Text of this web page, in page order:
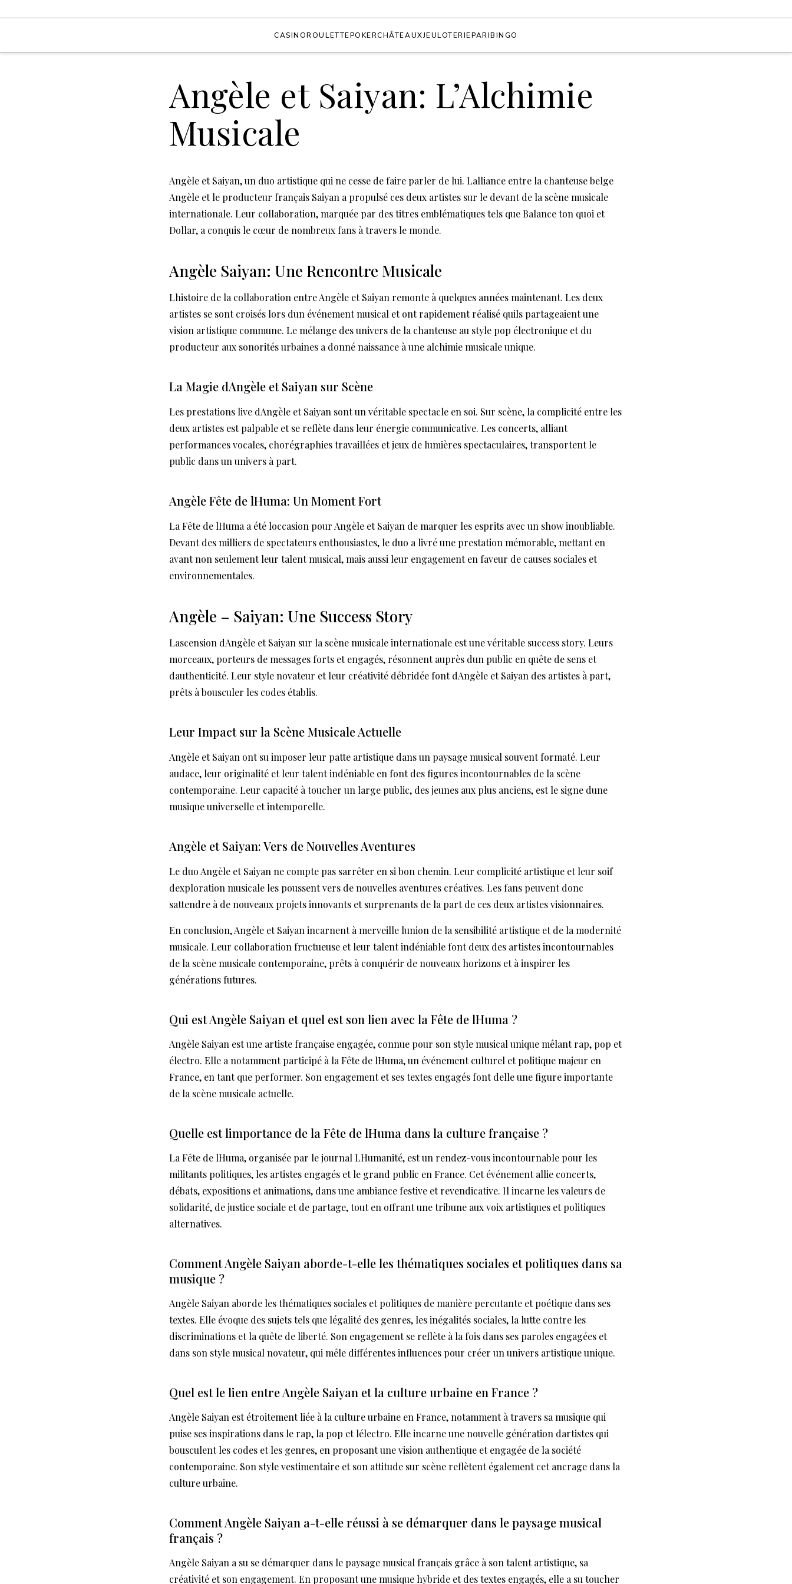
CASINOROULETTEPOKERCHÂTEAUXJEULOTERIEPARIBINGO
Angèle et Saiyan: L’Alchimie
Musicale
Angèle et Saiyan, un duo artistique qui ne cesse de faire parler de lui. Lalliance entre la chanteuse belge
Angèle et le producteur français Saiyan a propulsé ces deux artistes sur le devant de la scène musicale
internationale. Leur collaboration, marquée par des titres emblématiques tels que Balance ton quoi et
Dollar, a conquis le cœur de nombreux fans à travers le monde.
Angèle Saiyan: Une Rencontre Musicale
Lhistoire de la collaboration entre Angèle et Saiyan remonte à quelques années maintenant. Les deux
artistes se sont croisés lors dun événement musical et ont rapidement réalisé quils partageaient une
vision artistique commune. Le mélange des univers de la chanteuse au style pop électronique et du
producteur aux sonorités urbaines a donné naissance à une alchimie musicale unique.
La Magie dAngèle et Saiyan sur Scène
Les prestations live dAngèle et Saiyan sont un véritable spectacle en soi. Sur scène, la complicité entre les
deux artistes est palpable et se reflète dans leur énergie communicative. Les concerts, alliant
performances vocales, chorégraphies travaillées et jeux de lumières spectaculaires, transportent le
public dans un univers à part.
Angèle Fête de lHuma: Un Moment Fort
La Fête de lHuma a été loccasion pour Angèle et Saiyan de marquer les esprits avec un show inoubliable.
Devant des milliers de spectateurs enthousiastes, le duo a livré une prestation mémorable, mettant en
avant non seulement leur talent musical, mais aussi leur engagement en faveur de causes sociales et
environnementales.
Angèle – Saiyan: Une Success Story
Lascension dAngèle et Saiyan sur la scène musicale internationale est une véritable success story. Leurs
morceaux, porteurs de messages forts et engagés, résonnent auprès dun public en quête de sens et
dauthenticité. Leur style novateur et leur créativité débridée font dAngèle et Saiyan des artistes à part,
prêts à bousculer les codes établis.
Leur Impact sur la Scène Musicale Actuelle
Angèle et Saiyan ont su imposer leur patte artistique dans un paysage musical souvent formaté. Leur
audace, leur originalité et leur talent indéniable en font des figures incontournables de la scène
contemporaine. Leur capacité à toucher un large public, des jeunes aux plus anciens, est le signe dune
musique universelle et intemporelle.
Angèle et Saiyan: Vers de Nouvelles Aventures
Le duo Angèle et Saiyan ne compte pas sarrêter en si bon chemin. Leur complicité artistique et leur soif
dexploration musicale les poussent vers de nouvelles aventures créatives. Les fans peuvent donc
sattendre à de nouveaux projets innovants et surprenants de la part de ces deux artistes visionnaires.
En conclusion, Angèle et Saiyan incarnent à merveille lunion de la sensibilité artistique et de la modernité
musicale. Leur collaboration fructueuse et leur talent indéniable font deux des artistes incontournables
de la scène musicale contemporaine, prêts à conquérir de nouveaux horizons et à inspirer les
générations futures.
Qui est Angèle Saiyan et quel est son lien avec la Fête de lHuma ?
Angèle Saiyan est une artiste française engagée, connue pour son style musical unique mêlant rap, pop et
électro. Elle a notamment participé à la Fête de lHuma, un événement culturel et politique majeur en
France, en tant que performer. Son engagement et ses textes engagés font delle une figure importante
de la scène musicale actuelle.
Quelle est limportance de la Fête de lHuma dans la culture française ?
La Fête de lHuma, organisée par le journal LHumanité, est un rendez-vous incontournable pour les
militants politiques, les artistes engagés et le grand public en France. Cet événement allie concerts,
débats, expositions et animations, dans une ambiance festive et revendicative. Il incarne les valeurs de
solidarité, de justice sociale et de partage, tout en offrant une tribune aux voix artistiques et politiques
alternatives.
Comment Angèle Saiyan aborde-t-elle les thématiques sociales et politiques dans sa
musique ?
Angèle Saiyan aborde les thématiques sociales et politiques de manière percutante et poétique dans ses
textes. Elle évoque des sujets tels que légalité des genres, les inégalités sociales, la lutte contre les
discriminations et la quête de liberté. Son engagement se reflète à la fois dans ses paroles engagées et
dans son style musical novateur, qui mêle différentes influences pour créer un univers artistique unique.
Quel est le lien entre Angèle Saiyan et la culture urbaine en France ?
Angèle Saiyan est étroitement liée à la culture urbaine en France, notamment à travers sa musique qui
puise ses inspirations dans le rap, la pop et lélectro. Elle incarne une nouvelle génération dartistes qui
bousculent les codes et les genres, en proposant une vision authentique et engagée de la société
contemporaine. Son style vestimentaire et son attitude sur scène reflètent également cet ancrage dans la
culture urbaine.
Comment Angèle Saiyan a-t-elle réussi à se démarquer dans le paysage musical
français ?
Angèle Saiyan a su se démarquer dans le paysage musical français grâce à son talent artistique, sa
créativité et son engagement. En proposant une musique hybride et des textes engagés, elle a su toucher